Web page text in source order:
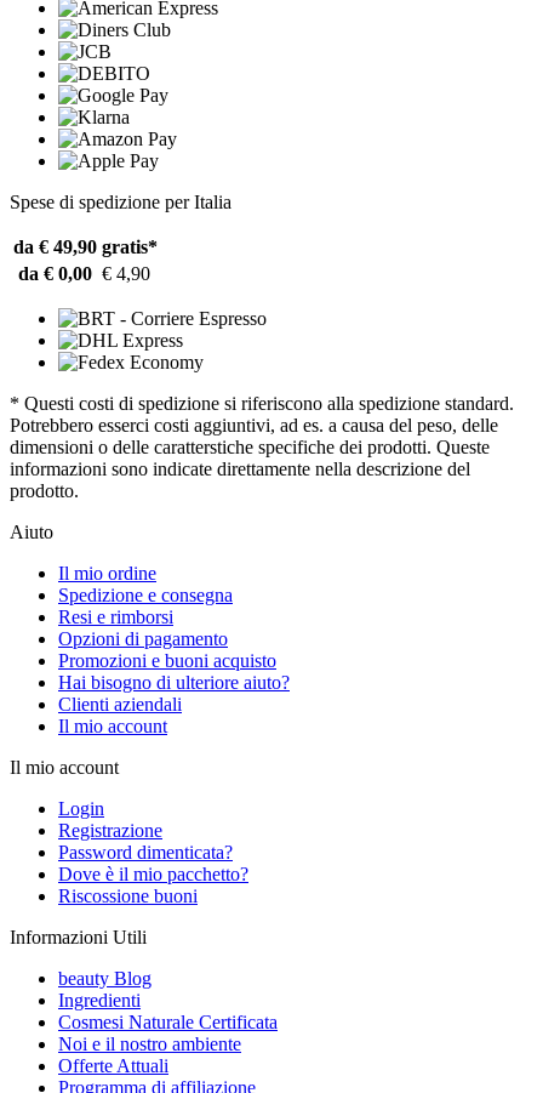
Spese di spedizione per Italia
da € 49,90 gratis*
da € 0,00 € 4,90
* Questi costi di spedizione si riferiscono alla spedizione standard.
Potrebbero esserci costi aggiuntivi, ad es. a causa del peso, delle
dimensioni o delle caratterstiche specifiche dei prodotti. Queste
informazioni sono indicate direttamente nella descrizione del
prodotto.
Aiuto
Il mio ordine
Spedizione e consegna
Resi e rimborsi
Opzioni di pagamento
Promozioni e buoni acquisto
Hai bisogno di ulteriore aiuto?
Clienti aziendali
Il mio account
Il mio account
Login
Registrazione
Password dimenticata?
Dove è il mio pacchetto?
Riscossione buoni
Informazioni Utili
beauty Blog
Ingredienti
Cosmesi Naturale Certificata
Noi e il nostro ambiente
Offerte Attuali
Programma di affiliazione